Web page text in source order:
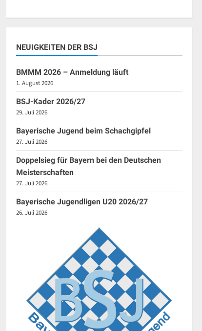
NEUIGKEITEN DER BSJ
BMMM 2026 – Anmeldung läuft
1. August 2026
BSJ-Kader 2026/27
29. Juli 2026
Bayerische Jugend beim Schachgipfel
27. Juli 2026
Doppelsieg für Bayern bei den Deutschen
Meisterschaften
27. Juli 2026
Bayerische Jugendligen U20 2026/27
26. Juli 2026